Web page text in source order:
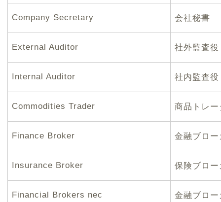
Company Secretary 会社秘書
External Auditor 社外監査役
Internal Auditor 社内監査役
Commodities Trader 商品トレー
Finance Broker 金融ブロー
Insurance Broker 保険ブロー
Financial Brokers nec 金融ブロー